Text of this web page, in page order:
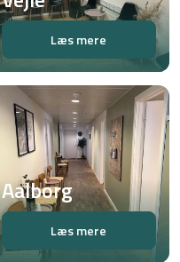
Læs mere
Aalborg
Læs mere